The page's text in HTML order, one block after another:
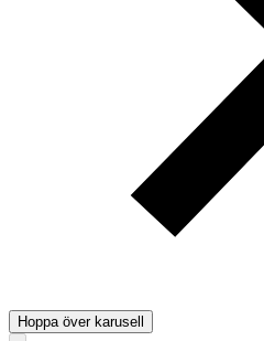
Hoppa över karusell